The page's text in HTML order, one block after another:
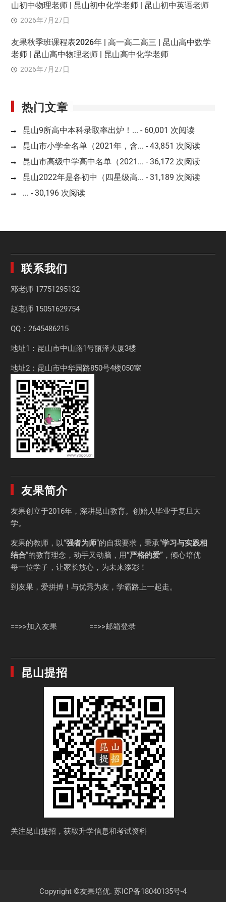
山初中物理老师 | 昆山初中化学老师 | 昆山初中英语老师
2026年7月27日
友果秋季班课程表2026年 | 高一高二高三 | 昆山高中数学
老师 | 昆山高中物理老师 | 昆山高中化学老师
2026年7月27日
热门文章
昆山9所高中本科录取率出炉！... - 60,001 次阅读
昆山市小学全名单（2021年，含... - 43,851 次阅读
昆山市高级中学高中名单（2021... - 36,172 次阅读
昆山2022年是各初中（四星级高... - 31,189 次阅读
... - 30,196 次阅读
联系我们
邓老师 17751295132
赵老师 15051629754
QQ：2645486215
地址1：昆山市中山路1号丽泽大厦3楼
地址2：昆山市中华园路850号4楼050室
友果简介
友果创立于2016年，深耕昆山教育。创始人毕业于复旦大
学。
友果的教师，以“强者为师”的自我要求，秉承“学习与实践相
结合”的教育理念，动手又动脑，用“严格的爱” ，倾心培优
每一位学子，让家长放心，为未来添彩！
到友果，爱拼搏！与优秀为友，学霸路上一起走。
==>>加入友果 ==>>邮箱登录
昆山提招
关注昆山提招，获取升学信息和考试资料
Copyright ©友果培优. 苏ICP备18040135号-4